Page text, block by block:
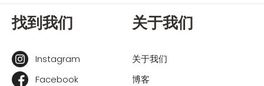
找到我们
Instagram
Facebook
关于我们
关于我们
博客